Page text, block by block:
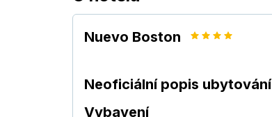
Nuevo Boston
Neoficiální popis ubytování
Vybavení